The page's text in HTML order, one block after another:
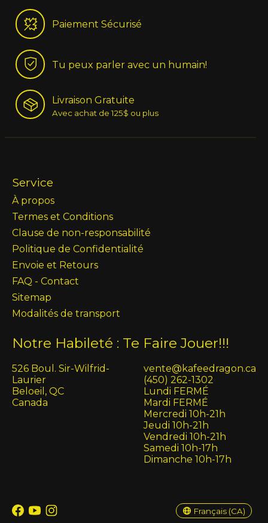
Paiement Sécurisé
Tu peux parler avec un humain!
Livraison Gratuite
Avec achat de 125$ ou plus
Service
À propos
Termes et Conditions
Clause de non-responsabilité
Politique de Confidentialité
Envoie et Retours
FAQ - Contact
Sitemap
Modalités de transport
Notre Habileté : Te Faire Jouer!!!
526 Boul. Sir-Wilfrid-
Laurier
Beloeil, QC
Canada
vente@kafeedragon.ca
(450) 262-1302
Lundi FERMÉ
Mardi FERMÉ
Mercredi 10h-21h
Jeudi 10h-21h
Vendredi 10h-21h
Samedi 10h-17h
Dimanche 10h-17h
Français (CA)
English (US)